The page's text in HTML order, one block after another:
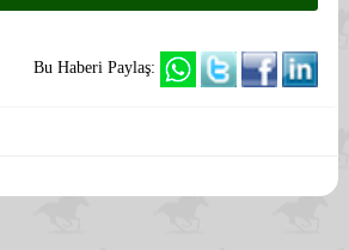
Bu Haberi Paylaş: